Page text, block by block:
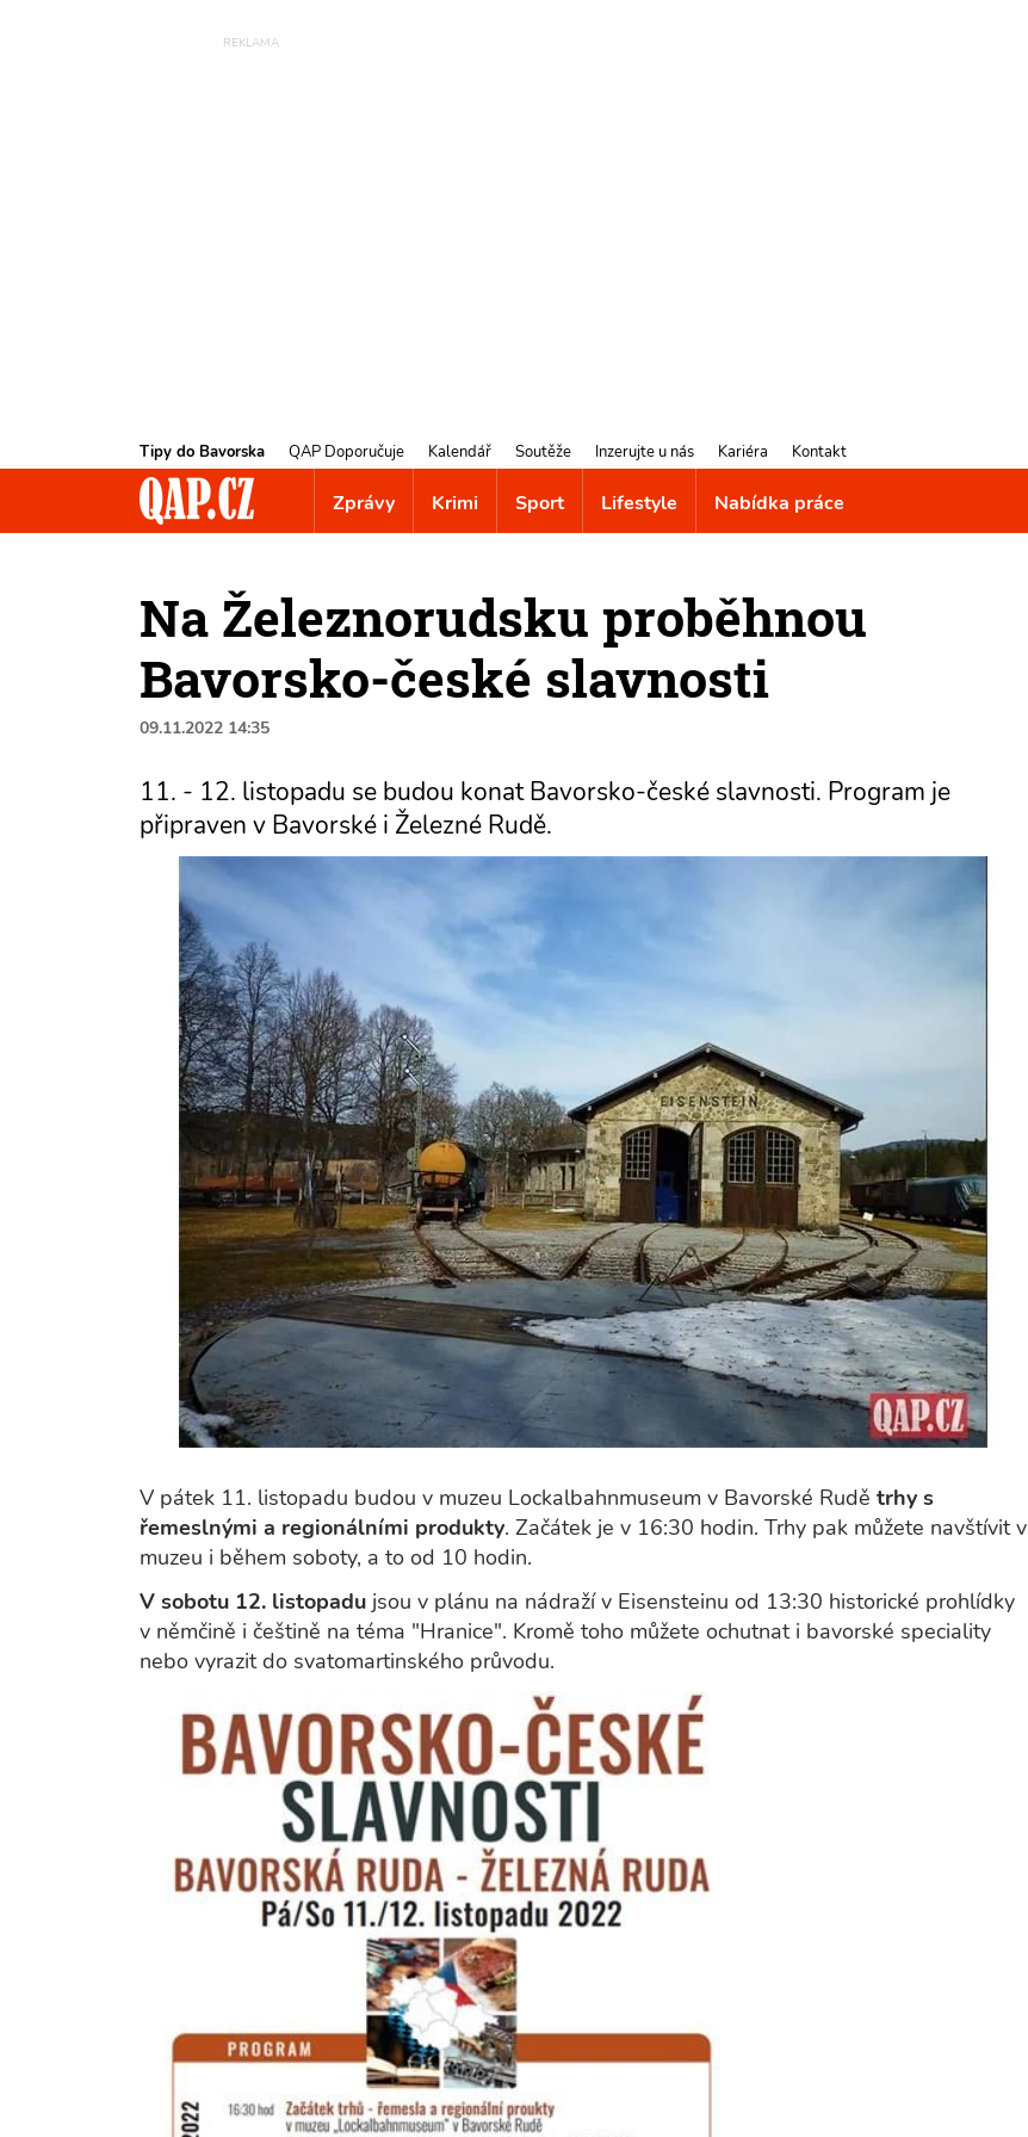
Tipy do Bavorska QAP Doporučuje Kalendář Soutěže Inzerujte u nás Kariéra Kontakt
Zprávy Krimi Sport Lifestyle Nabídka práce
Na Železnorudsku proběhnou
Bavorsko-české slavnosti
09.11.2022 14:35
11. - 12. listopadu se budou konat Bavorsko-české slavnosti. Program je
připraven v Bavorské i Železné Rudě.
V pátek 11. listopadu budou v muzeu Lockalbahnmuseum v Bavorské Rudě trhy s
řemeslnými a regionálními produkty. Začátek je v 16:30 hodin. Trhy pak můžete navštívit v
muzeu i během soboty, a to od 10 hodin.
V sobotu 12. listopadu jsou v plánu na nádraží v Eisensteinu od 13:30 historické prohlídky
v němčině i češtině na téma "Hranice". Kromě toho můžete ochutnat i bavorské speciality
nebo vyrazit do svatomartinského průvodu.